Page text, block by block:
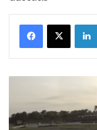
moto